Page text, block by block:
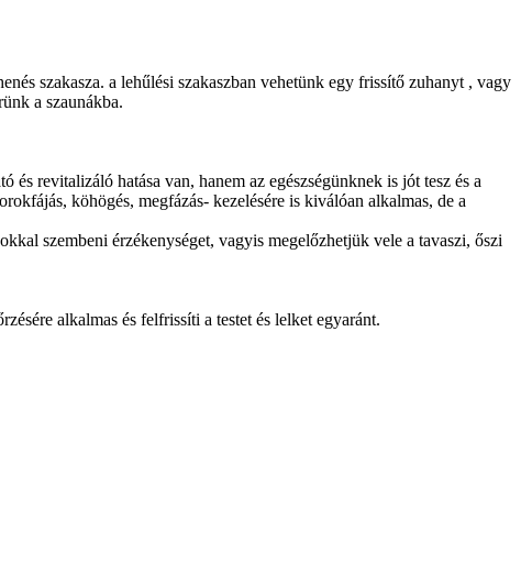
szakasza. a lehűlési szakaszban vehetünk egy frissítő zuhanyt , vagy
a szaunákba.
revitalizáló hatása van, hanem az egészségünknek is jót tesz és a
köhögés, megfázás- kezelésére is kiválóan alkalmas, de a
szembeni érzékenységet, vagyis megelőzhetjük vele a tavaszi, őszi
alkalmas és felfrissíti a testet és lelket egyaránt.